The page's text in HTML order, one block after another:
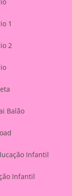
1
2
Balão
Infantil
Infantil